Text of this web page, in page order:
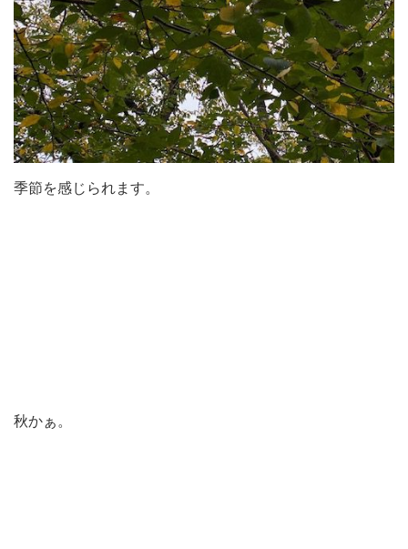
季節を感じられます。
秋かぁ。